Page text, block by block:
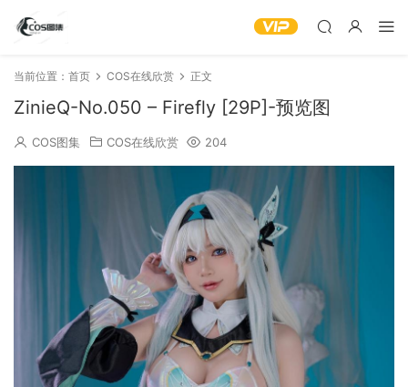
当前位置： 首页 COS在线欣赏 正文
ZinieQ-No.050 – Firefly [29P]-预览图
COS图集 COS在线欣赏 204